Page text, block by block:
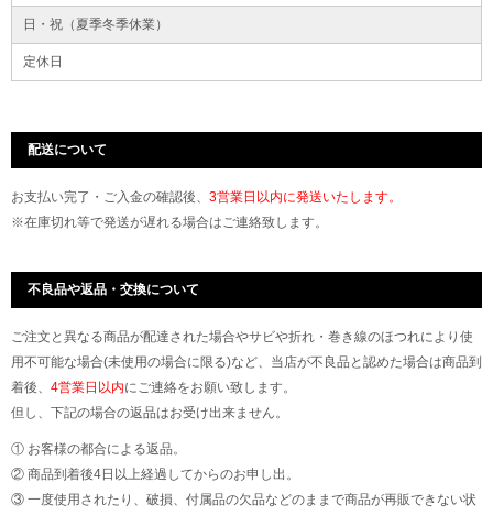
日・祝（夏季冬季休業）
定休日
配送について
お支払い完了・ご入金の確認後、 3営業日以内に発送いたします。
※在庫切れ等で発送が遅れる場合はご連絡致します。
不良品や返品・交換について
ご注文と異なる商品が配達された場合やサビや折れ・巻き線のほつれにより使
用不可能な場合(未使用の場合に限る)など、当店が不良品と認めた場合は商品到
着後、 4営業日以内にご連絡をお願い致します。
但し、下記の場合の返品はお受け出来ません。
① お客様の都合による返品。
② 商品到着後4日以上経過してからのお申し出。
③ 一度使用されたり、破損、付属品の欠品などのままで商品が再販できない状